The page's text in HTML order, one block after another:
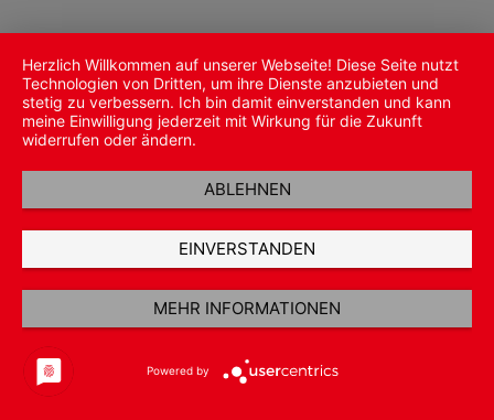
Herzlich Willkommen auf unserer Webseite! Diese Seite nutzt
Technologien von Dritten, um ihre Dienste anzubieten und
stetig zu verbessern. Ich bin damit einverstanden und kann
meine Einwilligung jederzeit mit Wirkung für die Zukunft
widerrufen oder ändern.
ABLEHNEN
EINVERSTANDEN
MEHR INFORMATIONEN
Powered by